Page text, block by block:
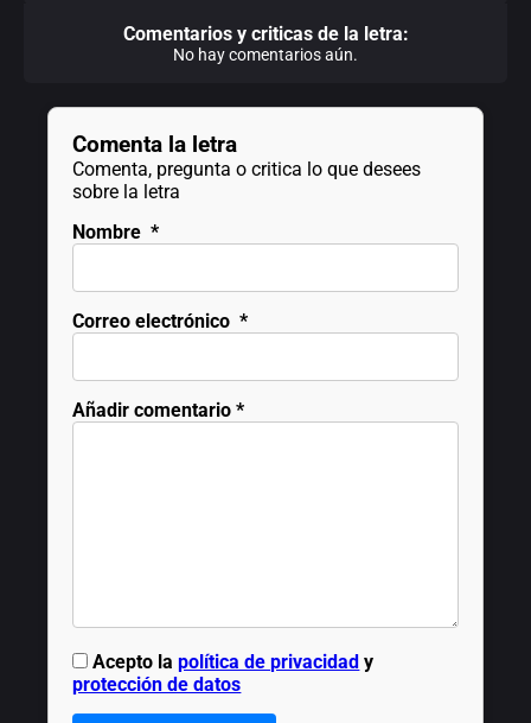
Comentarios y criticas de la letra:
No hay comentarios aún.
Comenta la letra
Comenta, pregunta o critica lo que desees
sobre la letra
Nombre *
Correo electrónico *
Añadir comentario *
Acepto lapolítica de privacidad y
protección de datos